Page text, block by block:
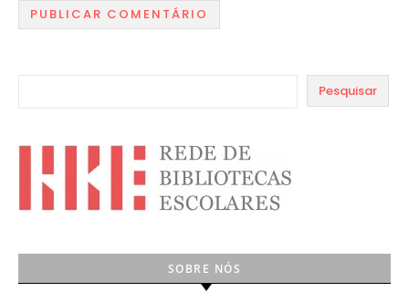
Pesquisar
SOBRE NÓS